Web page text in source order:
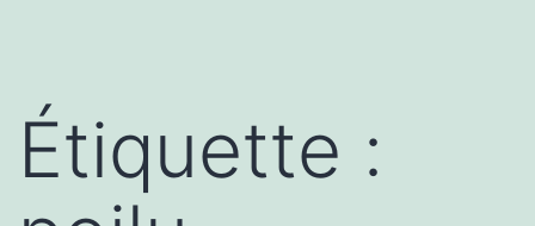
Étiquette :